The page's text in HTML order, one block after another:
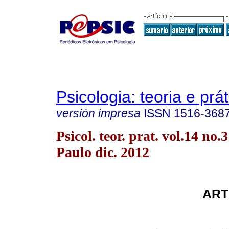
Psicologia: teoria e
versión impresa ISSN 1516-
Psicol. teor. prat. vol.14
Paulo dic. 2012